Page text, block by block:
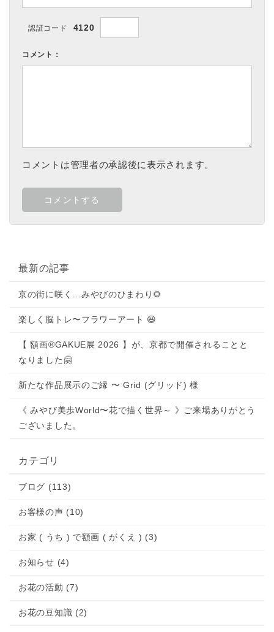
認証コード 4120
コメント：
コメントは管理者の承認後に表示されます。
最新の記事
京の街に咲く…みやびのひまわり🌻
楽しく脳トレ〜フラワーアート 😆
【 額画®GAKUE展 2026 】が、京都で開催されることと
なりました🤗
新たな作品展示のご縁 〜 Grid (グリッド) 様
《 みやび美歩World〜花で描く世界～ 》ご来場ありがとう
ございました。
カテゴリ
ブログ (113)
お客様の声 (10)
お家 ( うち ) で額画 ( がくえ ) (3)
お知らせ (4)
お花の活動 (7)
お花の豆知識 (2)